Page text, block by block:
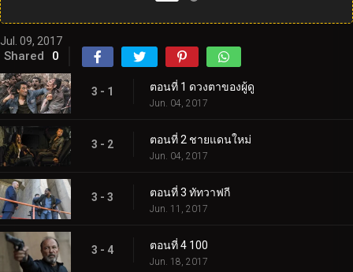
Jul. 09, 2017
Shared 0
3 - 1 ตอนที่ 1 ดวงตาของผู้ดู
Jun. 04, 2017
3 - 2 ตอนที่ 2 ชายแดนใหม่
Jun. 04, 2017
3 - 3 ตอนที่ 3 ทัทวาฟกี
Jun. 11, 2017
3 - 4 ตอนที่ 4 100
Jun. 18, 2017